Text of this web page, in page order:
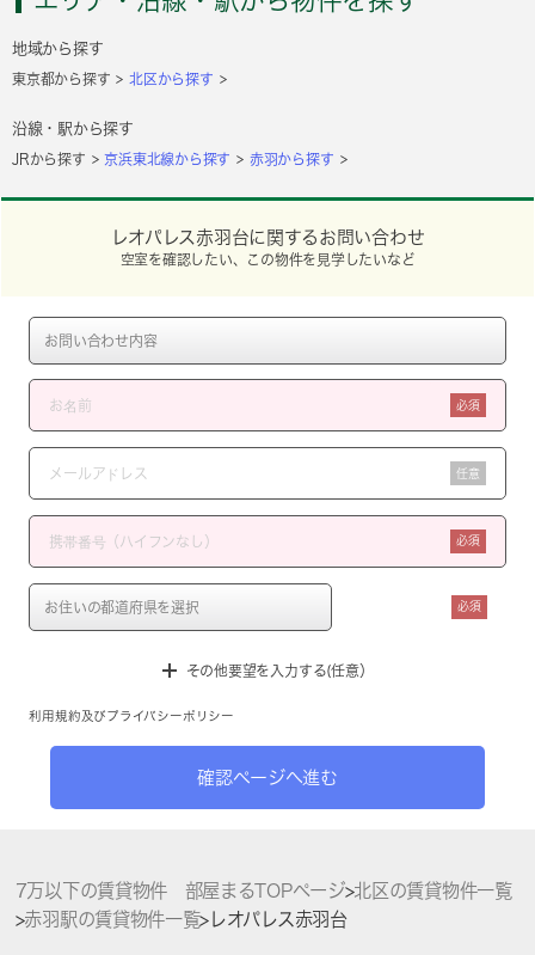
地域から探す
東京都から探す 北区から探す
沿線・駅から探す
JRから探す 京浜東北線から探す 赤羽から探す
レオパレス赤羽台に関するお問い合わせ
空室を確認したい、この物件を見学したいなど
必須
任意
必須
必須
その他要望を入力する(任意）
利用規約 及び プライバシーポリシー
確認ページへ進む
7万以下の賃貸物件 部屋まるTOPページ>北区の賃貸物件一覧
>赤羽駅の賃貸物件一覧> レオパレス赤羽台